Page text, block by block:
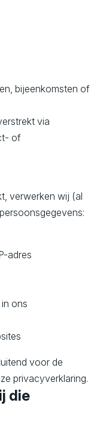
bijeenkomsten of
via
of
verwerken wij (al
adres
ons
voor de
privacyverklaring.
die